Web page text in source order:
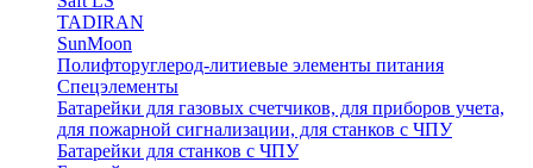
TADIRAN
SunMoon
Полифторуглерод-литиевые элементы питания
Спецэлементы
Батарейки для газовых счетчиков, для приборов учета,
для пожарной сигнализации, для станков с ЧПУ
Батарейки для станков с ЧПУ